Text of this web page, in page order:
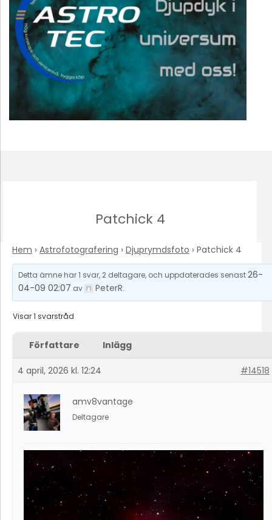
Patchick 4
Hem › Astrofotografering › Djuprymdsfoto › Patchick 4
Detta ämne har 1 svar, 2 deltagare, och uppdaterades senast26-
04-09 02:07 av PeterR.
Visar 1 svarstråd
Författare Inlägg
4 april, 2026 kl. 12:24 #14518
amv8vantage
Deltagare